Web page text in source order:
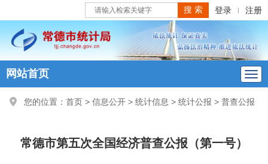
登录 | 注册
网站首页
您的位置： 首页 > 信息公开 > 统计信息 > 统计公报 > 普查公报
常德市第五次全国经济普查公报（第一号）